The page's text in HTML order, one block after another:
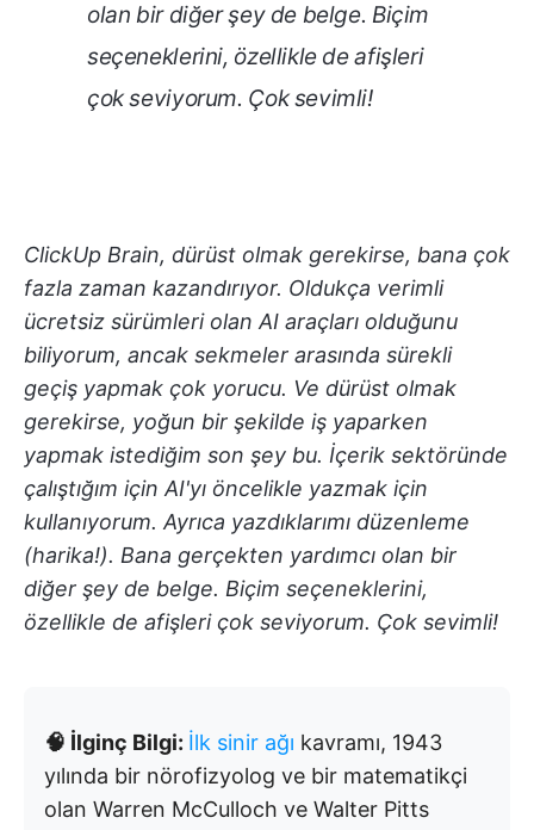
olan bir diğer şey de belge. Biçim
seçeneklerini, özellikle de afişleri
çok seviyorum. Çok sevimli!
ClickUp Brain, dürüst olmak gerekirse, bana çok
fazla zaman kazandırıyor. Oldukça verimli
ücretsiz sürümleri olan AI araçları olduğunu
biliyorum, ancak sekmeler arasında sürekli
geçiş yapmak çok yorucu. Ve dürüst olmak
gerekirse, yoğun bir şekilde iş yaparken
yapmak istediğim son şey bu. İçerik sektöründe
çalıştığım için AI'yı öncelikle yazmak için
kullanıyorum. Ayrıca yazdıklarımı düzenleme
(harika!). Bana gerçekten yardımcı olan bir
diğer şey de belge. Biçim seçeneklerini,
özellikle de afişleri çok seviyorum. Çok sevimli!
🧠 İlginç Bilgi: İlk sinir ağı kavramı, 1943
yılında bir nörofizyolog ve bir matematikçi
olan Warren McCulloch ve Walter Pitts